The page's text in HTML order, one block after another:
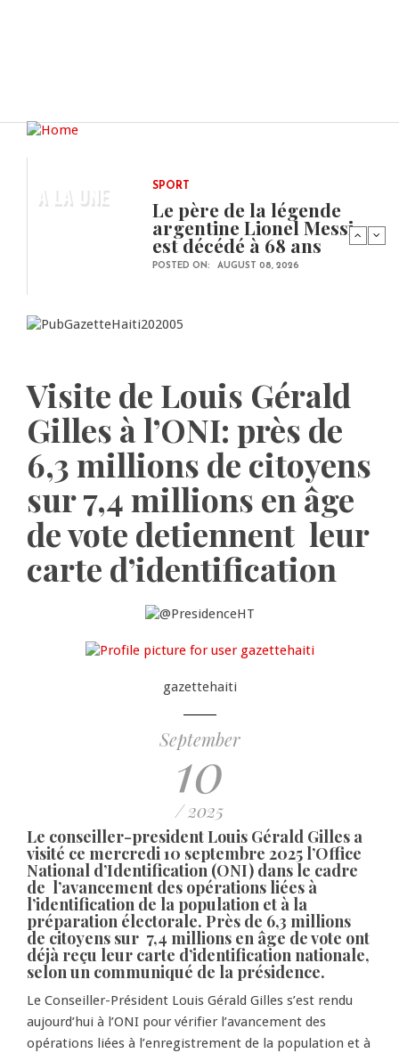
A LA UNE SPORT
Le père de la légende
argentine Lionel Messi
est décédé à 68 ans
POSTED ON: AUGUST 08, 2026
Visite de Louis Gérald
Gilles à l’ONI: près de
6,3 millions de citoyens
sur 7,4 millions en âge
de vote detiennent leur
carte d’identification
gazettehaiti
September
10
/ 2025
Le conseiller-president Louis Gérald Gilles a
visité ce mercredi 10 septembre 2025 l’Office
National d’Identification (ONI) dans le cadre
de l’avancement des opérations liées à
l’identification de la population et à la
préparation électorale. Près de 6,3 millions
de citoyens sur 7,4 millions en âge de vote ont
déjà reçu leur carte d’identification nationale,
selon un communiqué de la présidence.
Le Conseiller-Président Louis Gérald Gilles s’est rendu
aujourd’hui à l’ONI pour vérifier l’avancement des
opérations liées à l’enregistrement de la population et à